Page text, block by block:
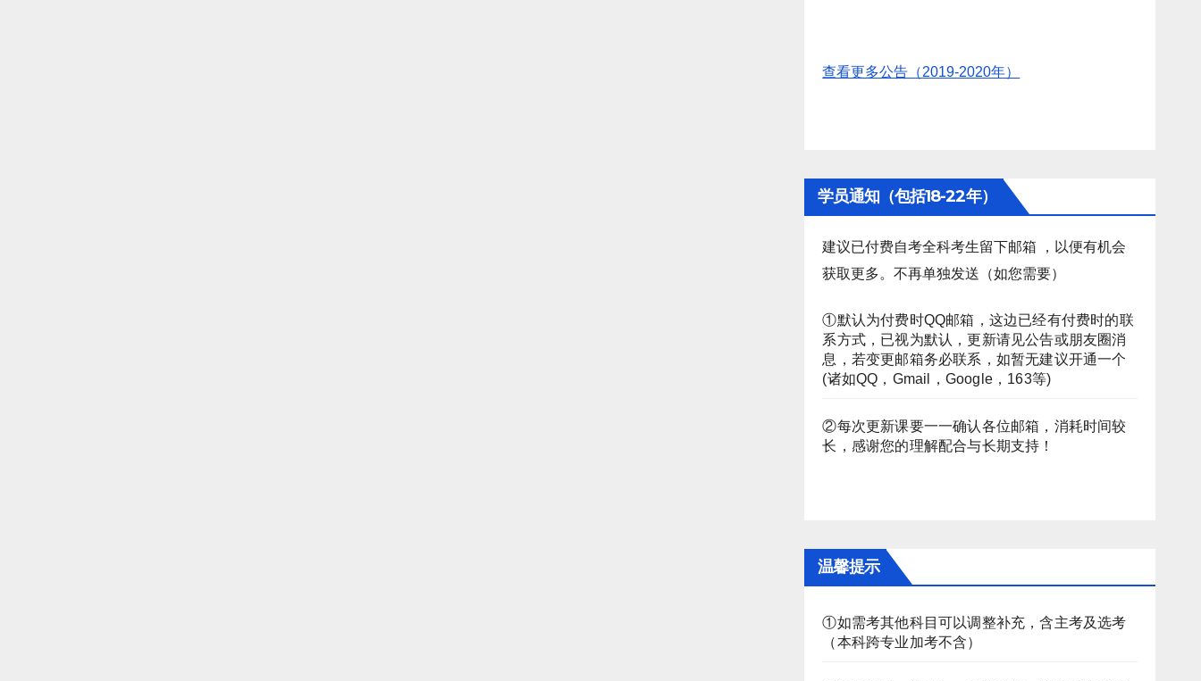
查看更多公告（2019-2020年）
学员通知（包括18-22年）
建议已付费自考全科考生留下邮箱 ，以便有机会
获取更多。不再单独发送（如您需要）
①默认为付费时QQ邮箱，这边已经有付费时的联
系方式，已视为默认，更新请见公告或朋友圈消
息，若变更邮箱务必联系，如暂无建议开通一个
(诸如QQ，Gmail，Google，163等)
②每次更新课要一一确认各位邮箱，消耗时间较
长，感谢您的理解配合与长期支持！
温馨提示
①如需考其他科目可以调整补充，含主考及选考
（本科跨专业加考不含）